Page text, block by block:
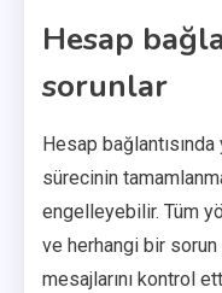
Hesap
sorunlar
Hesap
sürecinin
engelleyebilir. Tüm
ve herhangi bir
mesajlarını kontrol